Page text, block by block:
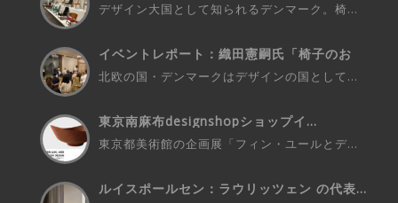
デザイン大国として知られるデンマーク。椅...
イベントレポート：織田憲嗣氏「椅子のお
話...
北欧の国・デンマークはデザインの国として...
東京南麻布designshopショップイ...
東京都美術館の企画展「フィン・ユールとデ...
ルイスポールセン：ラウリッツェン の代表...